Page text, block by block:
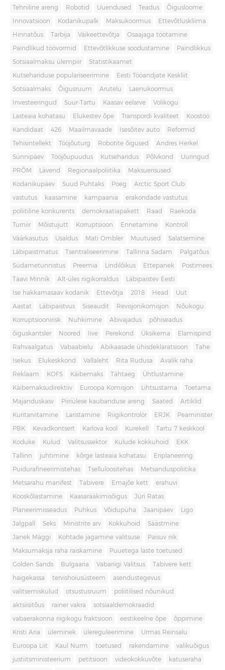
Tehniline areng Robotid Uuendused Teadus Õigusloome
Innovatsioon Kodanikupalk Maksukoormus Ettevõtluskliima
Hinnatõus Tarbija Väikeettevõtja Osaajaga töötamine
Paindlikud töövormid Ettevõtlikkuse soodustamine Paindlikkus
Sotsiaalmaksu ülempiir Statistikaamet
Kutsehariduse populariseerimine Eesti Tööandjate Keskliit
Sotsiaalmaks Õigusruum Arutelu Laenukoormus
Investeeringud Suur-Tartu Kaasav eelarve Volikogu
Lasteaia kohatasu Elukestev õpe Transpordi kvaliteet Koostöö
Kandidaat 426 Maailmavaade Isesõitev auto Reformid
Tehisintellekt Tööjõuturg Robotite õigused Andres Herkel
Sünnipäev Tööjõupuudus Kutseharidus Põlvkond Uuringud
PRÕM Lävend Regionaalpoliitika Maksuerisused
Kodanikupäev Suud Puhtaks Poeg Arctic Sport Club
vastutus kaasamine kampaania erakondade vastutus
poliitiline konkurents demokraatiapakett Raad Raekoda
Turniir Mõistujutt Korruptsioon Ennetamine Kontroll
Väärkasutus Usaldus Mati Ombler Muutused Salatsemine
Läbipaistmatus Tsentraliseerimine Tallinna Sadam Palgatõus
Südametunnistus Preemia Lindilõikus Ettepanek Postimees
Taavi Minnik Alt-üles riigikorraldus Läbipaistev Eesti
Ise hakkamasaav kodanik Ettevõtja 2018 Head Uut
Aastat Läbipaistvus Siseaudit Revisjonikomisjon Nõukogu
Korruptsioonirisk Nuhkimine Abivajadus põhiseadus
õiguskantsler Noored Iive Perekond Üksikema Elamispind
Rahvaalgatus Vabaabielu Abikaasade ühisdeklaratsioon Tahe
Isekus Elukeskkond Vallaleht Rita Rudusa Avalik raha
Reklaam KOFS Käibemaks Tähtaeg Ühtlustamine
Käibemaksudirektiiv Euroopa Komisjon Lihtsustama Toetama
Majanduskasv Piiriülese kaubanduse areng Saated Artiklid
Kuritarvitamine Laristamine Riigikontrolör ERJK Peaminister
PBK Kevadkontsert Karlova kool Kurekell Tartu 7 keskkool
Koduke Kulud Valitsussektor Kulude kokkuhoid EKK
Tallinn juhtimine kõrge lasteaia kohatasu Eriplaneering
Puidurafineerimistehas Tselluloositehas Metsanduspoliitika
Metsarahu manifest Tabivere Emajõe kett erahuvi
Kooskõlastamine Kaasarääkimisõigus Jüri Ratas
Planeerimisseadus Puhkus Võidupüha Jaanipäev Ligo
Jalgpall Seks Ministrite arv Kokkuhoid Säästmine
Janek Mäggi Kohtade jagamine valitsuse Paisuv riik
Maksumaksja raha raiskamine Puuetega laste toetused
Golden Sands Bulgaaria Vabariigi Valitsus Tabivere kett
haigekassa tervishoiusüsteem asendustegevus
valitsemiskulud otsustusruum poliitilised nõunikud
aktsiisitõus rainer vakra sotsiaaldemokraadid
vabaerakonna riigikogu fraktsioon eestikeelne õpe õppimine
Kristi Aria üleminek ülereguleerimine Urmas Reinsalu
Euroopa Liit Kaul Nurm toetused rakendamine valikuõigus
justiitsministeerium petitsioon videokokkuvõte katuseraha